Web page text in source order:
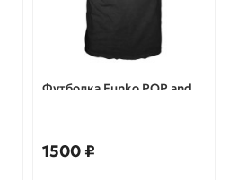
Футболка Funko POP and
1500 ₽